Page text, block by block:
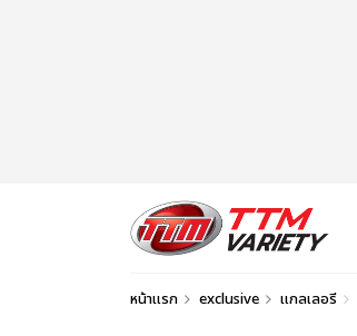
หน้าแรก exclusive แกลเลอรี